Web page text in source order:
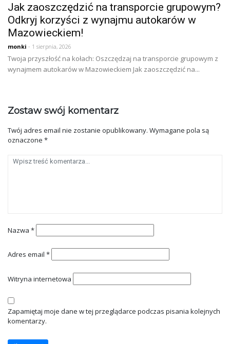
Jak zaoszczędzić na transporcie grupowym?
Odkryj korzyści z wynajmu autokarów w
Mazowieckiem!
monki - 1 sierpnia, 2026
Twoja przyszłość na kołach: Oszczędzaj na transporcie grupowym z
wynajmem autokarów w Mazowieckiem Jak zaoszczędzić na...
Zostaw swój komentarz
Twój adres email nie zostanie opublikowany. Wymagane pola są
oznaczone *
Nazwa *
Adres email *
Witryna internetowa
Zapamiętaj moje dane w tej przeglądarce podczas pisania kolejnych
komentarzy.